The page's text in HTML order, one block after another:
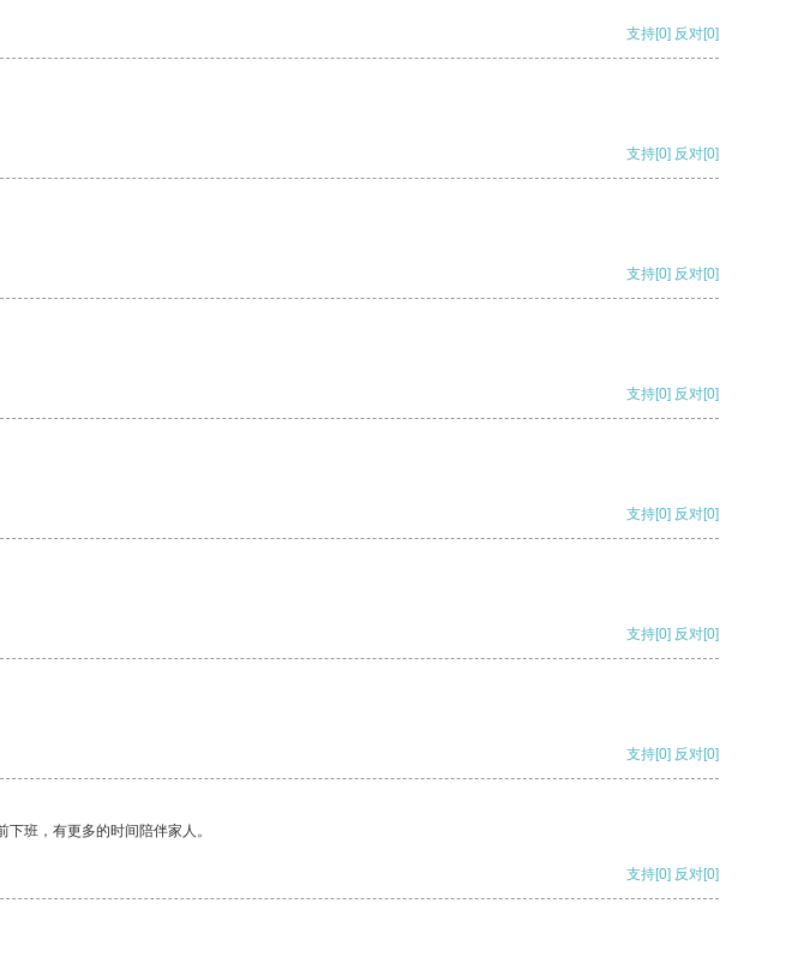
支持[0] 反对[0]
支持[0] 反对[0]
支持[0] 反对[0]
支持[0] 反对[0]
支持[0] 反对[0]
支持[0] 反对[0]
支持[0] 反对[0]
班，有更多的时间陪伴家人。
支持[0] 反对[0]